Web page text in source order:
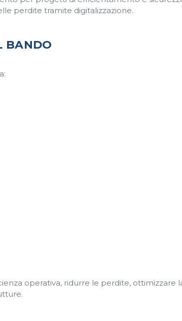
perdite tramite digitalizzazione.
BANDO
operativa, ridurre le perdite, ottimizzare